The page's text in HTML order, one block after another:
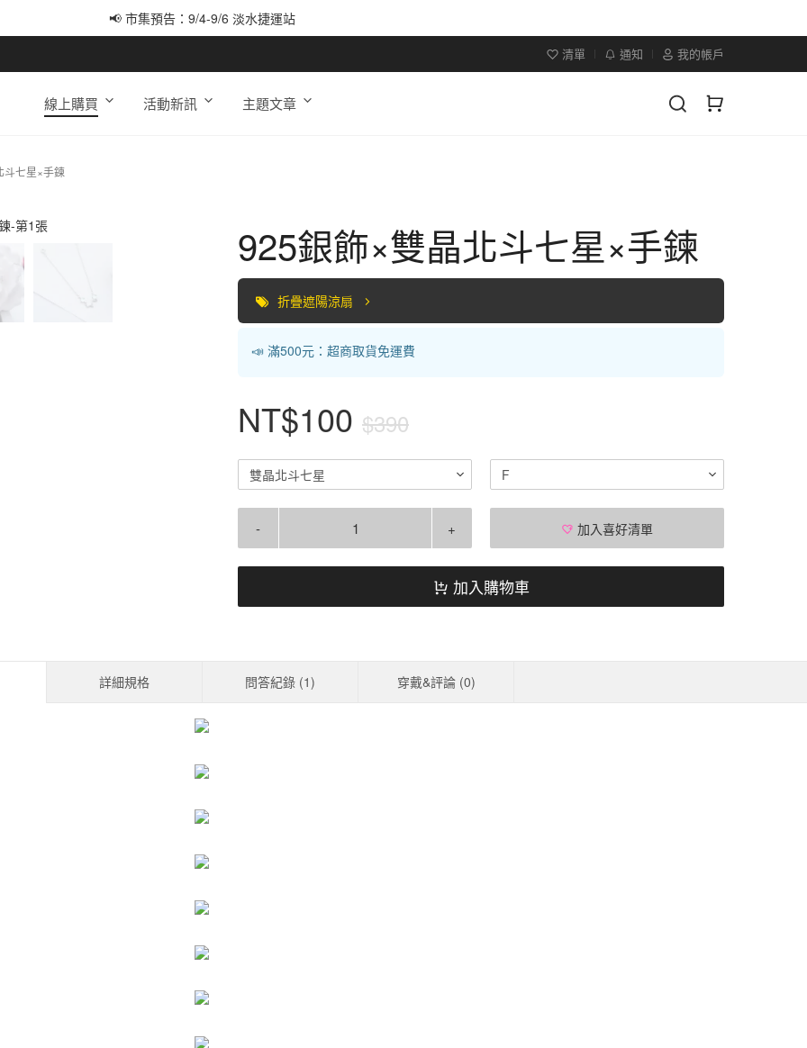
📢 市集預告：9/4-9/6 淡水捷運站
清單 通知 我的帳戶
線上購買 活動新訊 主題文章
斗七星×手鍊
925銀飾×雙晶北斗七星×手鍊
折疊遮陽涼扇
📣 滿500元：超商取貨免運費
NT$100 $390
雙晶北斗七星 F
- + 加入喜好清單
加入購物車
詳細規格 問答紀錄 (1) 穿戴&評論 (0)